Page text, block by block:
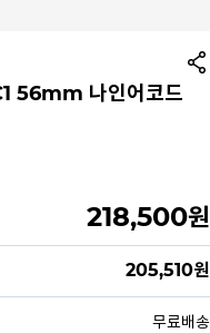
56mm 나인어코드
218,500원
205,510원
무료배송